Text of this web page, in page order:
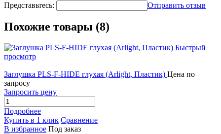
Представьтесь: Отправить отзыв
Похожие товары (8)
Быстрый
просмотр
Заглушка PLS-F-HIDE глухая (Arlight, Пластик) Цена по
запросу
Запросить цену
Подробнее
Купить в 1 клик Сравнение
В избранное Под заказ